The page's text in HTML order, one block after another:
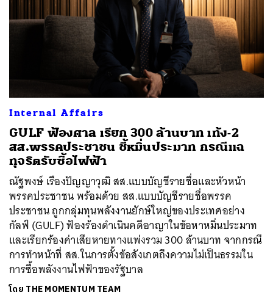
Internal Affairs
GULF ฟ้องศาล เรียก 300 ล้านบาท เท้ง-2
สส.พรรคประชาชน ชี้หมิ่นประมาท กรณีแฉ
ทุจริตรับซื้อไฟฟ้า
ณัฐพงษ์ เรืองปัญญาวุฒิ สส.แบบบัญชีรายชื่อและหัวหน้า
พรรคประชาชน พร้อมด้วย สส.แบบบัญชีรายชื่อพรรค
ประชาชน ถูกกลุ่มทุนพลังงานยักษ์ใหญ่ของประเทศอย่าง
กัลฟ์ (GULF) ฟ้องร้องดำเนินคดีอาญาในข้อหาหมิ่นประมาท
และเรียกร้องค่าเสียหายทางแพ่งรวม 300 ล้านบาท จากกรณี
การทำหน้าที่ สส.ในการตั้งข้อสังเกตถึงความไม่เป็นธรรมใน
การซื้อพลังงานไฟฟ้าของรัฐบาล
โดย THE MOMENTUM TEAM